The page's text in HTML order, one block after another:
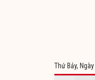
Thứ Bảy,